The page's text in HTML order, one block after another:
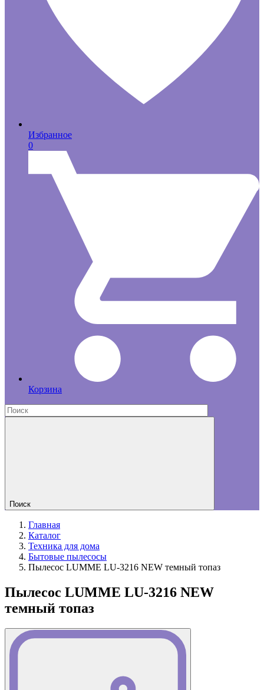
Избранное
0
Корзина
Поиск
Главная
Каталог
Техника для дома
Бытовые пылесосы
Пылесос LUMME LU-3216 NEW темный топаз
Пылесос LUMME LU-3216 NEW
темный топаз